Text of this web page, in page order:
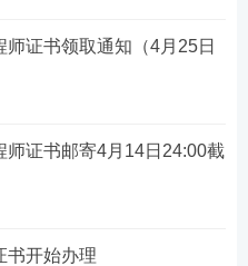
证书领取通知（4月25日
师证书邮寄4月14日24:00截
书开始办理